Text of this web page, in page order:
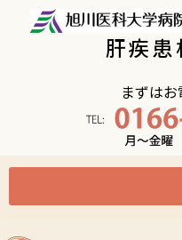
肝疾患
まずはお